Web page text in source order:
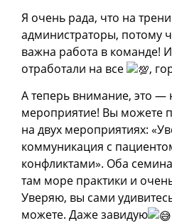
Я очень рада, что на
администраторы, потому
важна работа в команде!
отработали на все
,
А теперь внимание, это —
мероприятие! Вы можете
на двух мероприятиях:
коммуникация с
конфликтами». Оба
там море практики и
Уверяю, вы сами
можете. Даже завидую